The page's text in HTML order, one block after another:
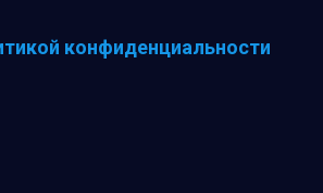
конфиденциальности